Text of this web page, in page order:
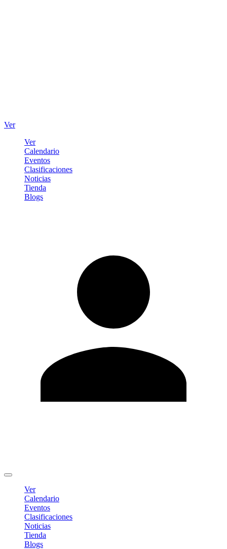
Ver
Ver
Calendario
Eventos
Clasificaciones
Noticias
Tienda
Blogs
Ver
Calendario
Eventos
Clasificaciones
Noticias
Tienda
Blogs